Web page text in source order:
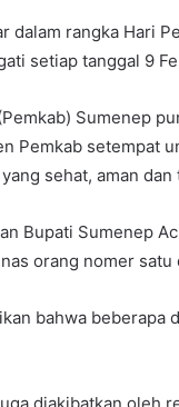
dalam rangka Hari
setiap tanggal 9
Sumenep
Pemkab setempat
sehat, aman dan
Bupati Sumenep
orang nomer
bahwa beberapa
diakibatkan oleh